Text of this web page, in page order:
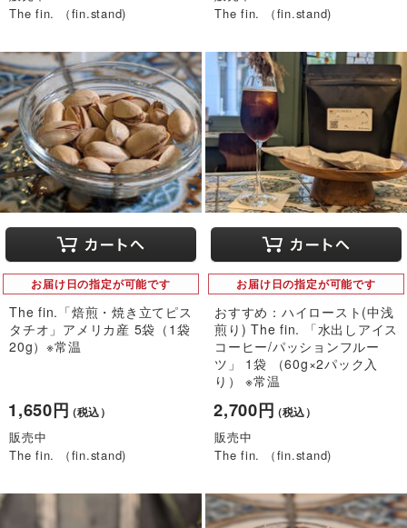
The fin. （fin.stand)
The fin. （fin.stand)
お届け日の指定が可能です
The fin.「焙煎・焼き立てピス
タチオ」アメリカ産 5袋（1袋
20g）※常温
1,650円（税込）
販売中
The fin. （fin.stand)
お届け日の指定が可能です
おすすめ：ハイロースト(中浅
煎り) The fin. 「水出しアイス
コーヒー/パッションフルー
ツ」 1袋 （60g×2パック入
り） ※常温
2,700円（税込）
販売中
The fin. （fin.stand)